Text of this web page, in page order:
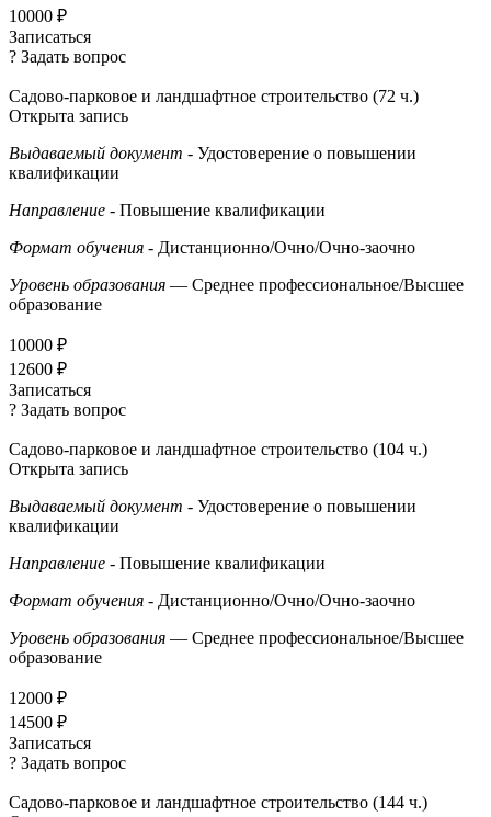
10000 ₽
Записаться
? Задать вопрос
Садово-парковое и ландшафтное строительство (72 ч.)
Открыта запись
Выдаваемый документ - Удостоверение о повышении
квалификации
Направление - Повышение квалификации
Формат обучения - Дистанционно/Очно/Очно-заочно
Уровень образования — Среднее профессиональное/Высшее
образование
10000 ₽
12600 ₽
Записаться
? Задать вопрос
Садово-парковое и ландшафтное строительство (104 ч.)
Открыта запись
Выдаваемый документ - Удостоверение о повышении
квалификации
Направление - Повышение квалификации
Формат обучения - Дистанционно/Очно/Очно-заочно
Уровень образования — Среднее профессиональное/Высшее
образование
12000 ₽
14500 ₽
Записаться
? Задать вопрос
Садово-парковое и ландшафтное строительство (144 ч.)